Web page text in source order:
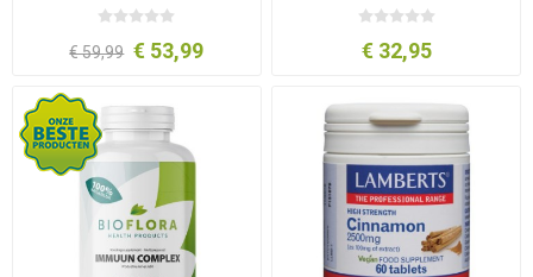
€ 59,99 € 53,99 € 32,95